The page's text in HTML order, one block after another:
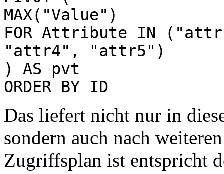
MAX("Value")
FOR Attribute IN
"attr4", "attr5")
) AS pvt
ORDER BY ID
Das liefert nicht nur in
sondern auch nach
Zugriffsplan ist entspricht